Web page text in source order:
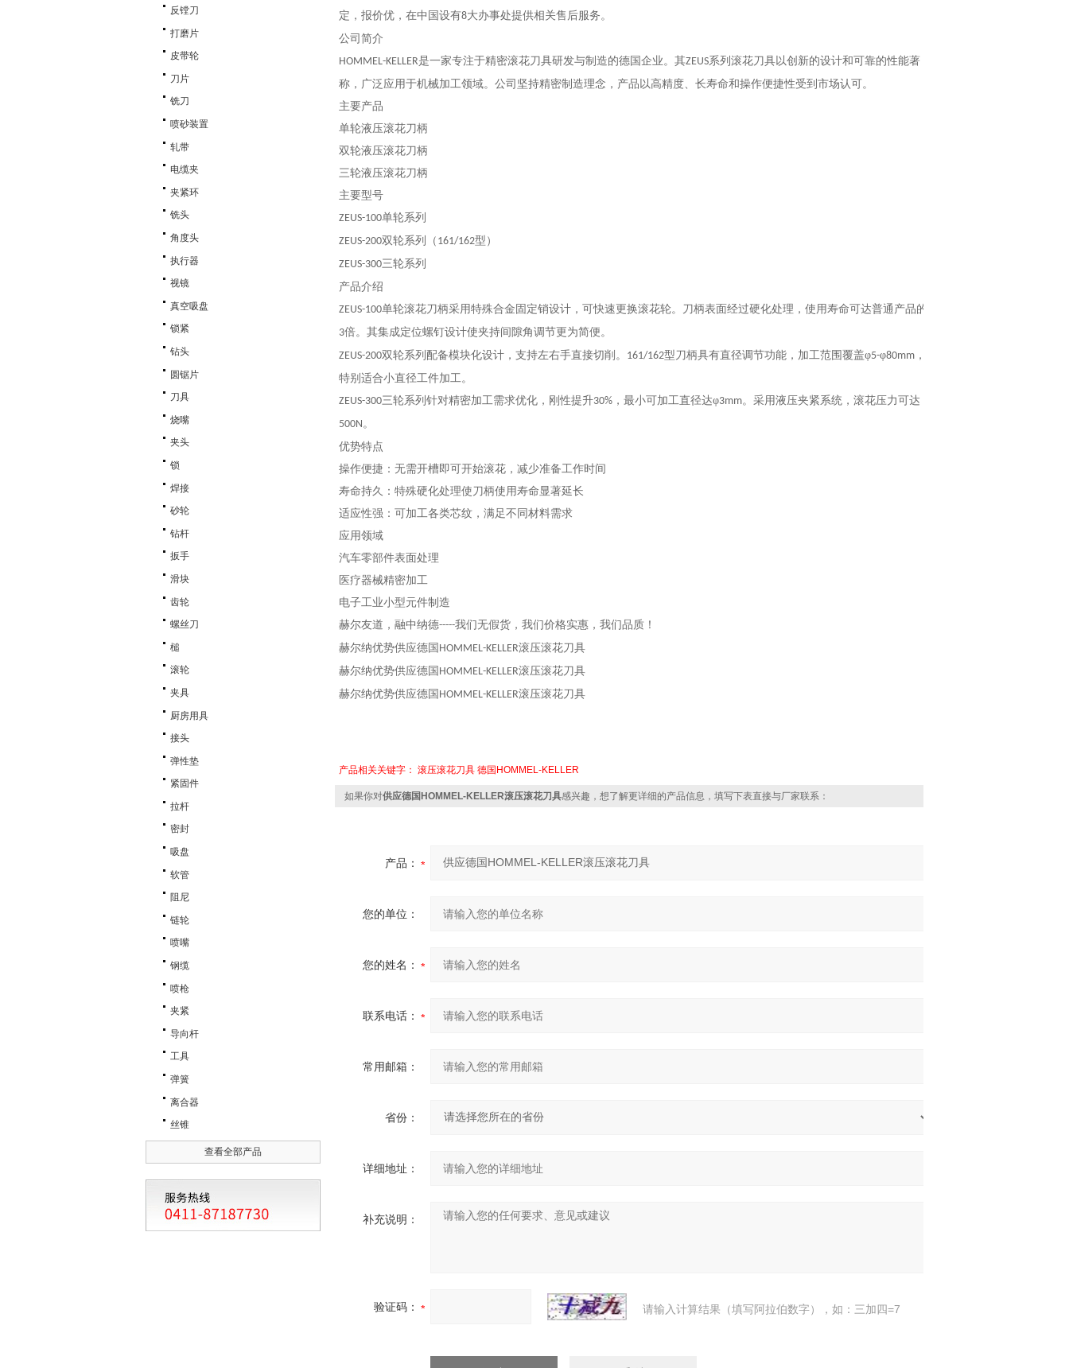
反镗刀
打磨片
皮带轮
刀片
铣刀
喷砂装置
轧带
电缆夹
夹紧环
铣头
角度头
执行器
视镜
真空吸盘
锁紧
钻头
圆锯片
刀具
烧嘴
夹头
锁
焊接
砂轮
钻杆
扳手
滑块
齿轮
螺丝刀
槌
滚轮
夹具
厨房用具
接头
弹性垫
紧固件
拉杆
密封
吸盘
软管
阻尼
链轮
喷嘴
钢缆
喷枪
夹紧
导向杆
工具
弹簧
离合器
丝锥
查看全部产品
定，报价优，在中国设有8大办事处提供相关售后服务。
公司简介
HOMMEL-KELLER是一家专注于精密滚花刀具研发与制造的德国企业。其ZEUS系列滚花刀具以创新的设计和可靠的性能著
称，广泛应用于机械加工领域。公司坚持精密制造理念，产品以高精度、长寿命和操作便捷性受到市场认可。
主要产品
单轮液压滚花刀柄
双轮液压滚花刀柄
三轮液压滚花刀柄
主要型号
ZEUS-100单轮系列
ZEUS-200双轮系列（ 161/162型）
ZEUS-300三轮系列
产品介绍
ZEUS-100单轮滚花刀柄采用特殊合金固定销设计，可快速更换滚花轮。刀柄表面经过硬化处理，使用寿命可达普通产品的
3倍。其集成定位螺钉设计使夹持间隙角调节更为简便。
ZEUS-200双轮系列配备模块化设计，支持左右手直接切削。 161/162型刀柄具有直径调节功能，加工范围覆盖φ5-φ80mm ，
特别适合小直径工件加工。
ZEUS-300三轮系列针对精密加工需求优化，刚性提升30% ，最小可加工直径达φ3mm。采用液压夹紧系统，滚花压力可达
500N。
优势特点
操作便捷：无需开槽即可开始滚花，减少准备工作时间
寿命持久：特殊硬化处理使刀柄使用寿命显著延长
适应性强：可加工各类芯纹，满足不同材料需求
应用领域
汽车零部件表面处理
医疗器械精密加工
电子工业小型元件制造
赫尔友道，融中纳德-----我们无假货，我们价格实惠，我们品质！
赫尔纳优势供应德国 HOMMEL-KELLER滚压滚花刀具
赫尔纳优势供应德国 HOMMEL-KELLER滚压滚花刀具
赫尔纳优势供应德国 HOMMEL-KELLER滚压滚花刀具
产品相关关键字： 滚压滚花刀具 德国HOMMEL-KELLER
如果你对供应德国HOMMEL-KELLER滚压滚花刀具感兴趣，想了解更详细的产品信息，填写下表直接与厂家联系：
产品：
您的单位：
您的姓名：
联系电话：
常用邮箱：
省份：
详细地址：
补充说明：
验证码： 请输入计算结果（填写阿拉伯数字），如：三加四=7